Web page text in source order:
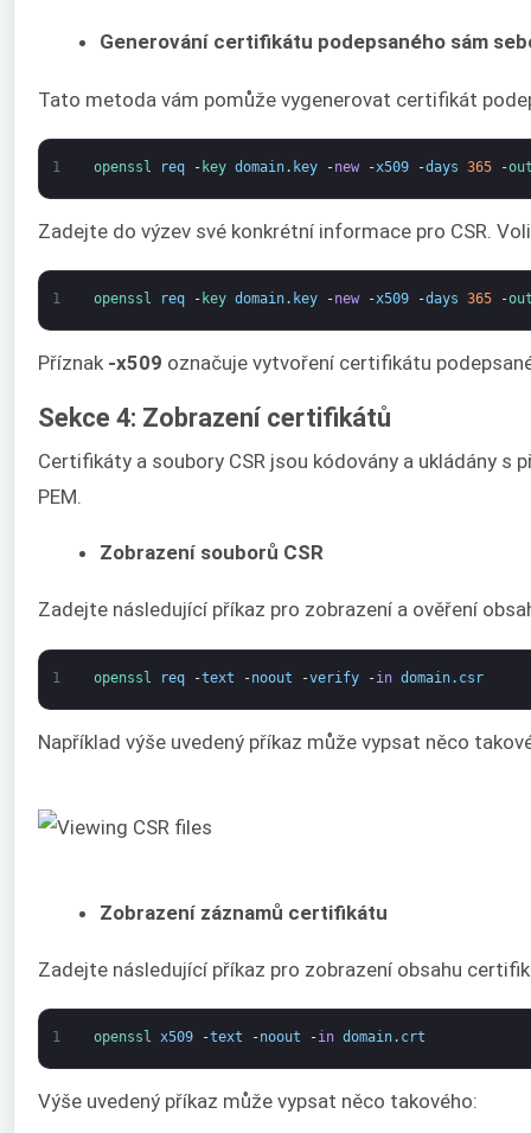
Generování certifikátu podepsaného sám
Tato metoda vám pomůže vygenerovat certifikát
1 openssl req - key domain. key -new -x509 -days 365 -
Zadejte do výzev své konkrétní informace pro CSR.
1 openssl req - key domain. key -new -x509 -days 365 -
Příznak -x509 označuje vytvoření certifikátu
Sekce 4: Zobrazení certifikátů
Certifikáty a soubory CSR jsou kódovány a ukládány s
PEM.
Zobrazení souborů CSR
Zadejte následující příkaz pro zobrazení a ověření
1 openssl req -text -noout -verify -in domain. csr
Například výše uvedený příkaz může vypsat něco
Zobrazení záznamů certifikátu
Zadejte následující příkaz pro zobrazení obsahu
1 openssl x509 -text -noout -in domain. crt
Výše uvedený příkaz může vypsat něco takového: